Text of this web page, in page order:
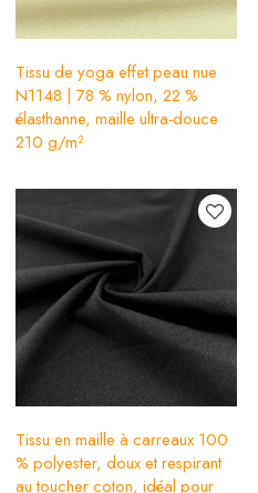
Tissu de yoga effet peau nue
N1148 | 78 % nylon, 22 %
élasthanne, maille ultra-douce
210 g/m²
Tissu en maille à carreaux 100
% polyester, doux et respirant
au toucher coton, idéal pour